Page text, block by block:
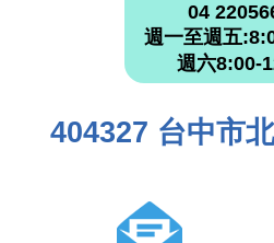
04
週一至週五
週六8:00-
404327 台中市